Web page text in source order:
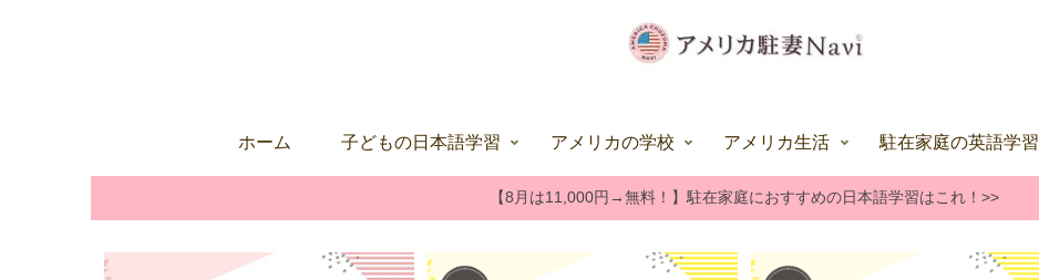
ホーム 子どもの日本語学習 アメリカの学校 アメリカ生活 駐在家庭の英語学習
【8月は11,000円→無料！】駐在家庭におすすめの日本語学習はこれ！>>